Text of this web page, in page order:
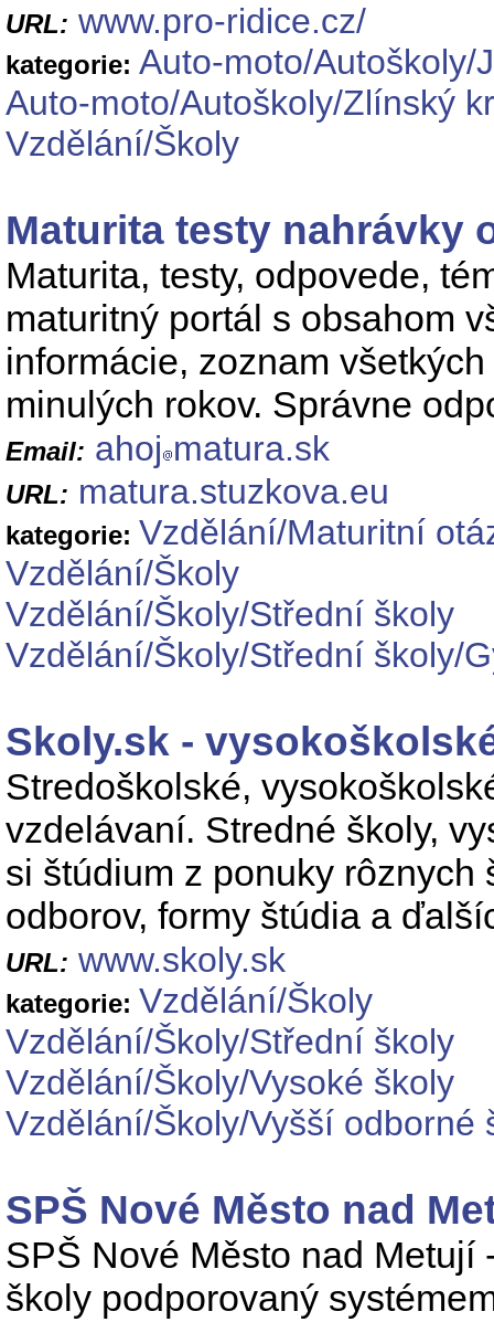
URL: www.pro-ridice.cz/
kategorie: Auto-moto/Autoškoly/
Auto-moto/Autoškoly/Zlínský
Vzdělání/Školy
Maturita testy nahrávky
Maturita, testy, odpovede,
maturitný portál s obsahom
informácie, zoznam
minulých rokov. Správne
Email: ahoj matura.sk
URL: matura.stuzkova.eu
kategorie: Vzdělání/Maturitní
Vzdělání/Školy
Vzdělání/Školy/Střední školy
Vzdělání/Školy/Střední školy/
Skoly.sk -
Stredoškolské,
vzdelávaní. Stredné školy,
si štúdium z ponuky
odborov, formy štúdia a
URL: www.skoly.sk
kategorie: Vzdělání/Školy
Vzdělání/Školy/Střední školy
Vzdělání/Školy/Vysoké školy
Vzdělání/Školy/Vyšší odborné
SPŠ Nové Město nad
SPŠ Nové Město nad
školy podporovaný